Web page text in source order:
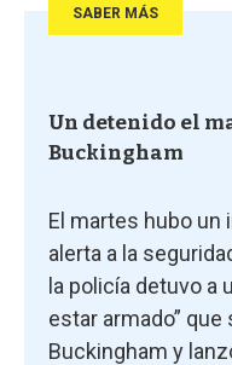
SABER MÁS
Un detenido el
Buckingham
El martes hubo un
alerta a la
la policía detuvo a
estar armado”
Buckingham y